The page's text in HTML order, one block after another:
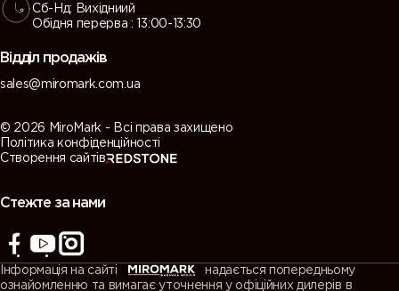
Сб-Нд: Вихідниий
Обідня перерва : 13:00-13:30
Відділ продажів
sales@miromark.com.ua
© 2026 MiroMark - Всі права захищено
Політика конфіденційності
Створення сайтів
Стежте за нами
Інформація на сайті
надається попередньому
ознайомленню та вимагає уточнення у офіційних дилерів в